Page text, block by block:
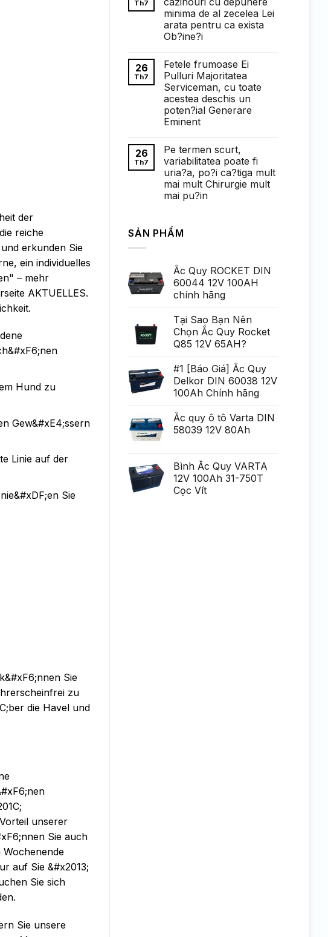
der
reiche
erkunden Sie
ein individuelles
– mehr
AKTUELLES.
Hund zu
Gew&#xE4;ssern
Linie auf der
Sie
Sie
zu
die Havel und
unserer
Sie auch
auf Sie &#x2013;
Sie sich
Sie unsere
ở
Понимание
требований
к
ставкам
казино:
полный
обзор
Th7
minima de al zecelea Lei
arata pentru ca exista
Ob?ine?i
bình
luận
ở
Faptul
de
cand
exista
cazinouri
cu
de
al
zecelea
Lei
arata
pentru
ca
26
Th7
Fetele frumoase Ei
Pulluri Majoritatea
Serviceman, cu toate
acestea deschis un
poten?ial Generare
Eminent
bình
luận
ở
Fetele
frumoase
Ei
Pulluri
toate
acestea
Generare
Eminent
26
Th7
Pe termen scurt,
variabilitatea poate fi
uria?a, po?i ca?tiga mult
mai mult Chirurgie mult
mai pu?in
luận
ở
variabilitatea
poate
fi
uria?
tiga
mult
mai
Chirurgie
mult
mai
pu?
SẢN PHẨM
Ắc Quy ROCKET DIN
60044 12V 100AH
chính hãng
Tại Sao Bạn Nên
Chọn Ắc Quy Rocket
Q85 12V 65AH?
#1 [Báo Giá] Ắc Quy
Delkor DIN 60038 12V
100Ah Chính hãng
Ắc quy ô tô Varta DIN
58039 12V 80Ah
Bình Ắc Quy VARTA
12V 100Ah 31-750T
Cọc Vít